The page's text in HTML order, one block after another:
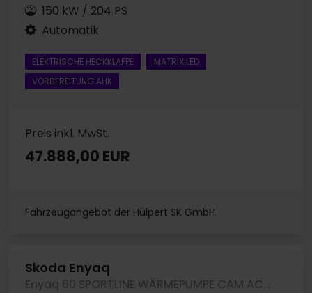
150 kW / 204 PS
Automatik
ELEKTRISCHE HECKKLAPPE
MATRIX LED
VORBEREITUNG AHK
Preis inkl. MwSt.
47.888,00 EUR
Fahrzeugangebot der Hülpert SK GmbH
Skoda Enyaq
Enyaq 60 SPORTLINE WÄRMEPUMPE CAM ACC LM20 NAVI